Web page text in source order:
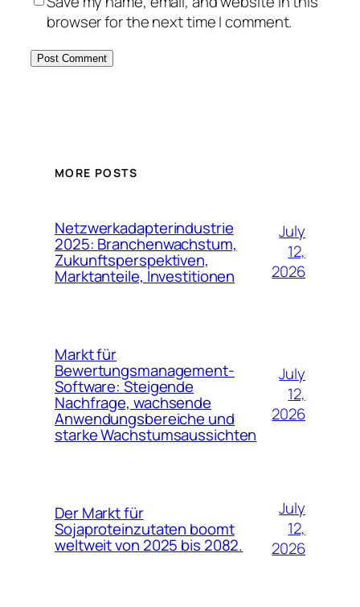
browser for the next time I comment.
MORE POSTS
Netzwerkadapterindustrie
2025: Branchenwachstum,
Zukunftsperspektiven,
Marktanteile, Investitionen
July
12,
2026
Markt für
Bewertungsmanagement-
Software: Steigende
Nachfrage, wachsende
Anwendungsbereiche und
starke Wachstumsaussichten
July
12,
2026
Der Markt für
Sojaproteinzutaten boomt
weltweit von 2025 bis 2082.
July
12,
2026